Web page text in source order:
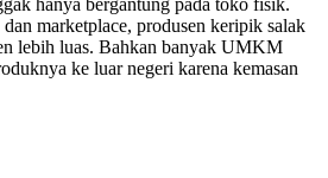
marketplace, produsen keripik salak
lebih luas. Bahkan banyak UMKM
ke luar negeri karena kemasan